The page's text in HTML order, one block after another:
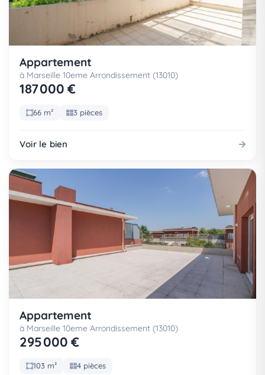
Appartement
à Marseille 10eme Arrondissement (13010)
187 000 €
66 m² 3 pièces
Voir le bien
Appartement
à Marseille 10eme Arrondissement (13010)
295 000 €
103 m² 4 pièces